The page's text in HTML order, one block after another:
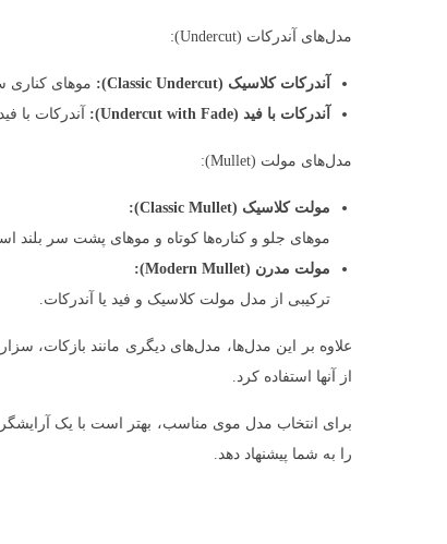
مدل‌های آندرکات (Undercut):
آندرکات کلاسیک (Classic Undercut):
موهای کناری
آندرکات با فید (Undercut with Fade):
آندرکات با
مدل‌های مولت (Mullet):
مولت کلاسیک (Classic Mullet):
موهای جلو و کناره‌ها کوتاه و موهای پشت سر بلند
مولت مدرن (Modern Mullet):
ترکیبی از مدل مولت کلاسیک و فید یا آندرکات.
علاوه بر این مدل‌ها، مدل‌های دیگری مانند بازکات،
از آنها استفاده کرد.
برای انتخاب مدل موی مناسب، بهتر است با یک
را به شما پیشنهاد دهد.